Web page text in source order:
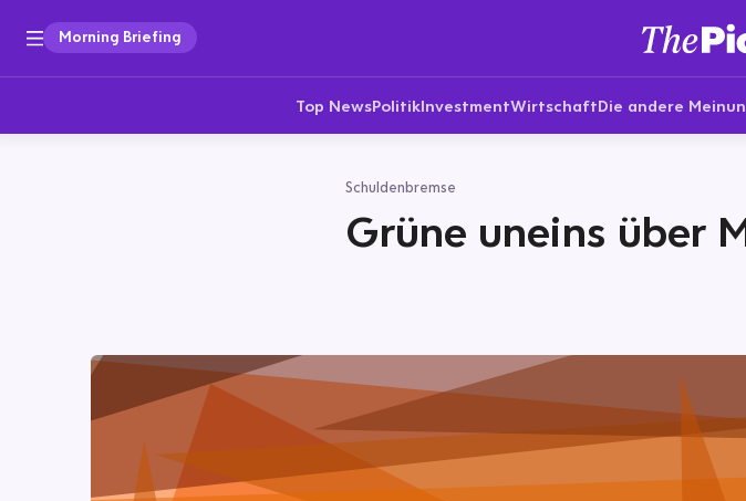
Morning Briefing
Top NewsPolitikInvestmentWirtschaftDie andere
Schuldenbremse
Grüne uneins über